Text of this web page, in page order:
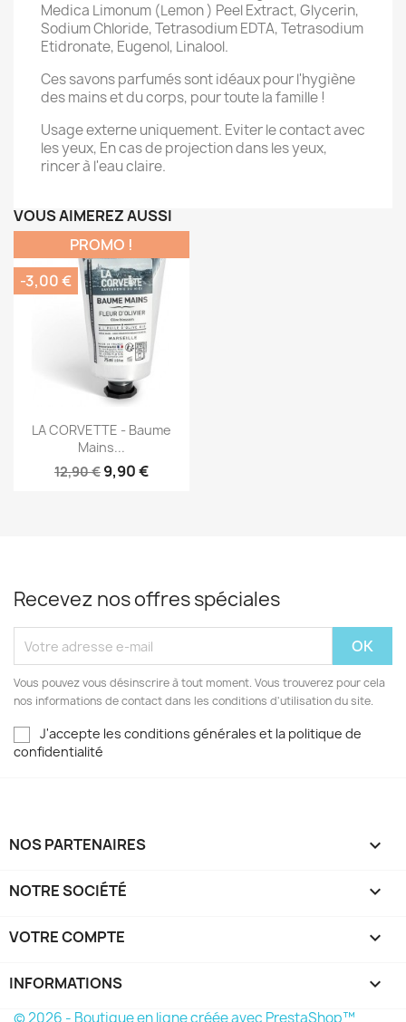
Medica Limonum (Lemon ) Peel Extract, Glycerin,
Sodium Chloride, Tetrasodium EDTA, Tetrasodium
Etidronate, Eugenol, Linalool.
Ces savons parfumés sont idéaux pour l'hygiène
des mains et du corps, pour toute la famille !
Usage externe uniquement. Eviter le contact avec
les yeux, En cas de projection dans les yeux,
rincer à l'eau claire.
VOUS AIMEREZ AUSSI
Aperçu rapide
LA CORVETTE - Baume
Mains...
12,90 € 9,90 €
PROMO !
-3,00 €
Recevez nos offres spéciales
Vous pouvez vous désinscrire à tout moment. Vous trouverez pour cela
nos informations de contact dans les conditions d'utilisation du site.
J'accepte les conditions générales et la politique de
confidentialité
NOS PARTENAIRES 
NOTRE SOCIÉTÉ 
VOTRE COMPTE 
INFORMATIONS keyboard_arrow_down